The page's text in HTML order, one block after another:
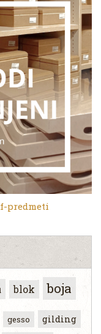
predmeti
blok
boja
gesso gilding